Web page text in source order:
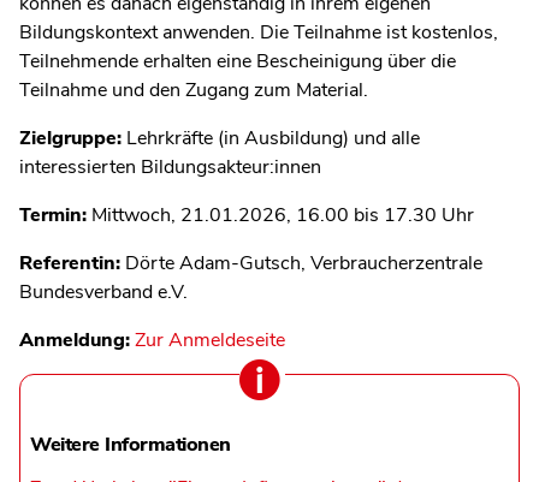
Bildungskontext anwenden. Die Teilnahme ist kostenlos,
Teilnehmende erhalten eine Bescheinigung über die
Teilnahme und den Zugang zum Material.
Zielgruppe: Lehrkräfte (in Ausbildung) und alle
interessierten Bildungsakteur:innen
Termin: Mittwoch, 21.01.2026, 16.00 bis 17.30 Uhr
Referentin: Dörte Adam-Gutsch, Verbraucherzentrale
Bundesverband e.V.
Anmeldung:Zur Anmeldeseite
Weitere Informationen